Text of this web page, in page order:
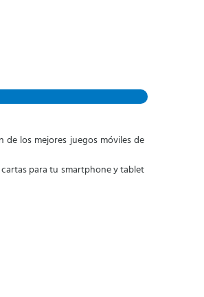
de los mejores juegos móviles de
cartas para tu smartphone y tablet